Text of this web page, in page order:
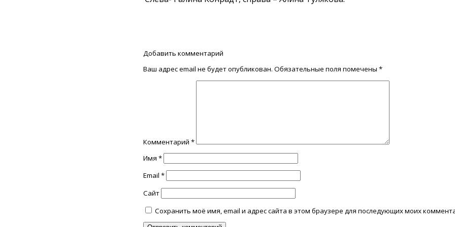
Добавить комментарий
Ваш адрес email не будет опубликован. Обязательные поля помечены *
Комментарий *
Имя *
Email *
Сайт
Сохранить моё имя, email и адрес сайта в этом браузере для последующих моих